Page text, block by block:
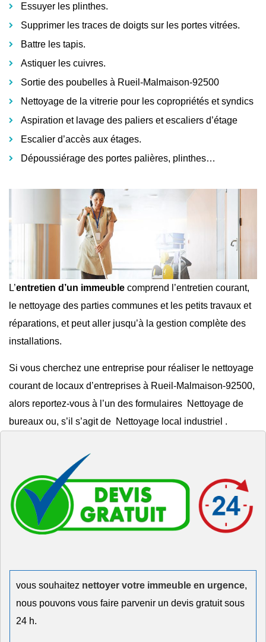
Essuyer les plinthes.
Supprimer les traces de doigts sur les portes vitrées.
Battre les tapis.
Astiquer les cuivres.
Sortie des poubelles à Rueil-Malmaison-92500
Nettoyage de la vitrerie pour les copropriétés et syndics
Aspiration et lavage des paliers et escaliers d’étage
Escalier d’accès aux étages.
Dépoussiérage des portes palières, plinthes…
L’entretien d’un immeuble comprend l’entretien courant,
le nettoyage des parties communes et les petits travaux et
réparations, et peut aller jusqu’à la gestion complète des
installations.
Si vous cherchez une entreprise pour réaliser le nettoyage
courant de locaux d’entreprises à Rueil-Malmaison-92500,
alors reportez-vous à l’un des formulaires Nettoyage de
bureaux ou, s’il s’agit de Nettoyage local industriel .
vous souhaitez nettoyer votre immeuble en urgence,
nous pouvons vous faire parvenir un devis gratuit sous
24 h.